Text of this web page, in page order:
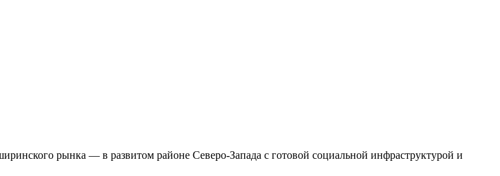
рынка — в развитом районе Северо‑Запада с готовой социальной инфраструктурой и